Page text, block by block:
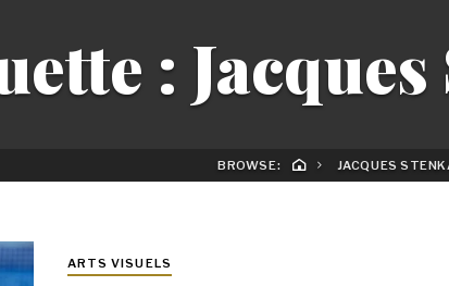
:
BROWSE: JACQUES
ARTS VISUELS